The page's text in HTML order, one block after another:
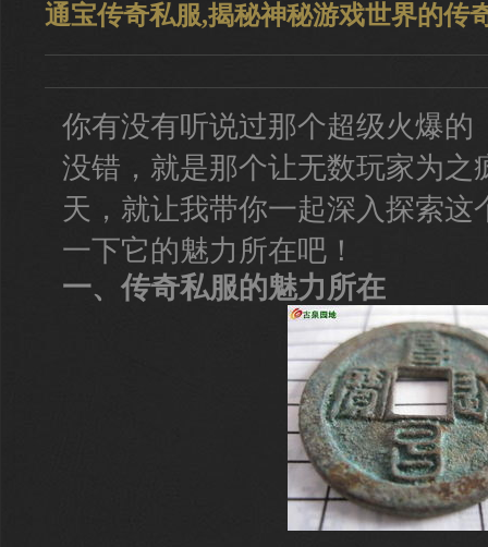
通宝传奇私服,揭秘神秘游戏世界的传
你有没有听说过那个超级火爆的
没错，就是那个让无数玩家为之
天，就让我带你一起深入探索这
一下它的魅力所在吧！
一、传奇私服的魅力所在